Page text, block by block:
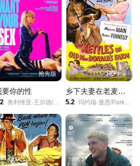
抢先版
要你的性
奥利维亚·王尔德/库珀·霍夫曼/约翰尼·诺克斯维尔/切斯·隋·万德斯/赵牡丹/查莉XCX/戴维德·迪格斯/梅森·古丁/罗克珊·梅斯基达/乔治·托德·麦克拉克伦/Miki Murad/Coda Li Marcus/Kent Navarrette/Christy Lewis/
HD中字
乡下夫妻在老麦农场
5.2 玛约瑞·曼恩/Parker Fennelly/格洛瑞亚·陶伯特/约翰·史密斯/乔治·邓恩/克劳德·艾金斯/罗伊·巴克罗夫特/Patricia Morrow/